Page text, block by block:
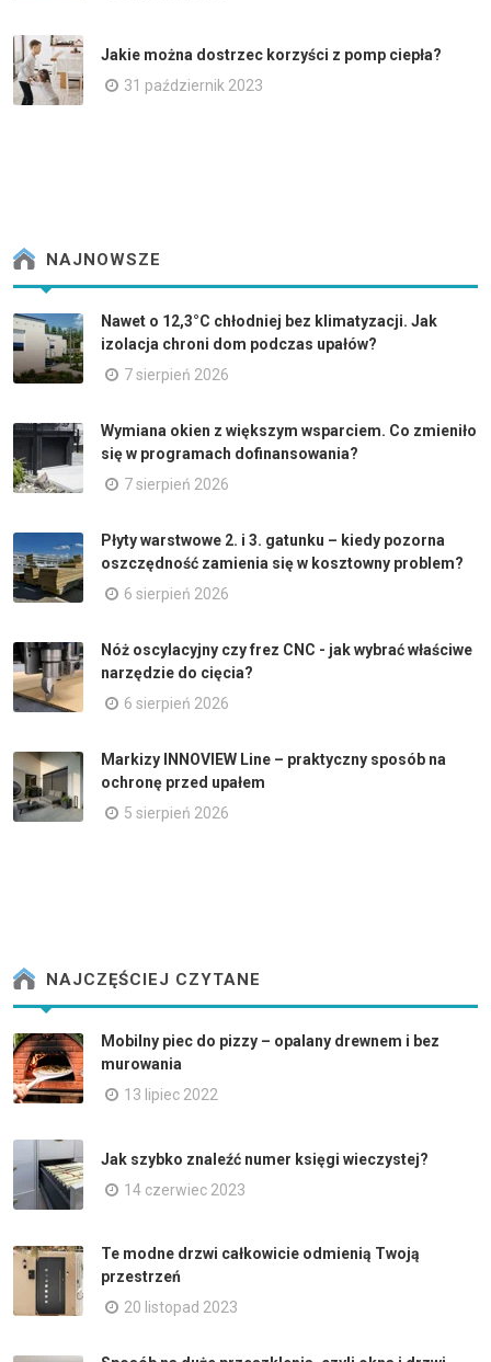
Jakie można dostrzec korzyści z pomp ciepła?
31 październik 2023
NAJNOWSZE
Nawet o 12,3°C chłodniej bez klimatyzacji. Jak
izolacja chroni dom podczas upałów?
7 sierpień 2026
Wymiana okien z większym wsparciem. Co zmieniło
się w programach dofinansowania?
7 sierpień 2026
Płyty warstwowe 2. i 3. gatunku – kiedy pozorna
oszczędność zamienia się w kosztowny problem?
6 sierpień 2026
Nóż oscylacyjny czy frez CNC - jak wybrać właściwe
narzędzie do cięcia?
6 sierpień 2026
Markizy INNOVIEW Line – praktyczny sposób na
ochronę przed upałem
5 sierpień 2026
NAJCZĘŚCIEJ CZYTANE
Mobilny piec do pizzy – opalany drewnem i bez
murowania
13 lipiec 2022
Jak szybko znaleźć numer księgi wieczystej?
14 czerwiec 2023
Te modne drzwi całkowicie odmienią Twoją
przestrzeń
20 listopad 2023